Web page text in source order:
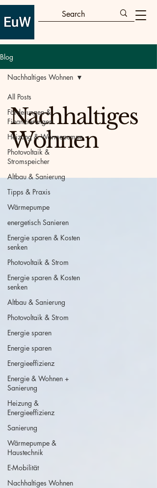
Blog
All Posts
Förderungen &
Finanzierungen
Heizung & Wärmepumpe
Photovoltaik &
Stromspeicher
Altbau & Sanierung
Tipps & Praxis
Wärmepumpe
energetisch Sanieren
Energie sparen & Kosten
senken
Photovoltaik & Strom
Energie sparen & Kosten
senken
Altbau & Sanierung
Photovoltaik & Strom
Energie sparen
Energie sparen
Energieeffizienz
Energie & Wohnen +
Sanierung
Heizung &
Energieeffizienz
Sanierung
Wärmepumpe &
Haustechnik
E-Mobilität
Nachhaltiges Wohnen
Nachhaltiges Wohnen
Nachhaltiges
Wohnen